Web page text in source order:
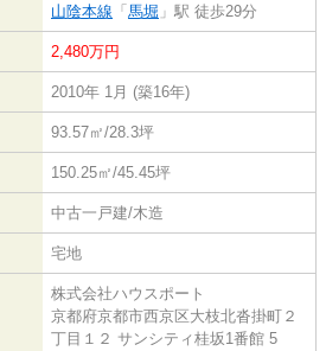
山陰本線 「 馬堀 」駅 徒歩29分
2,480万円
2010年 1月 (築16年)
93.57㎡/28.3坪
150.25㎡/45.45坪
中古一戸建/木造
宅地
株式会社ハウスポート
京都府京都市西京区大枝北沓掛町２
丁目１２ サンシティ桂坂1番館 5